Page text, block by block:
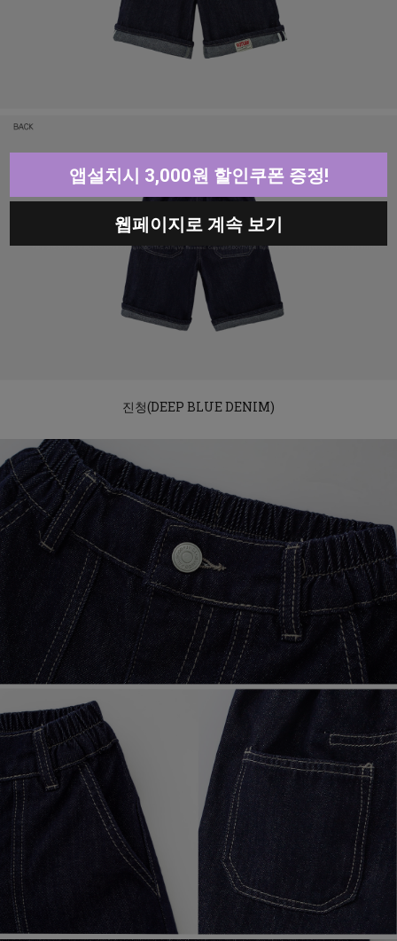
진청(DEEP BLUE DENIM)
앱설치시 3,000원 할인쿠폰 증정!
웹페이지로 계속 보기